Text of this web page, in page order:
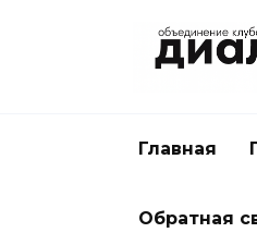
Главная
Обратная